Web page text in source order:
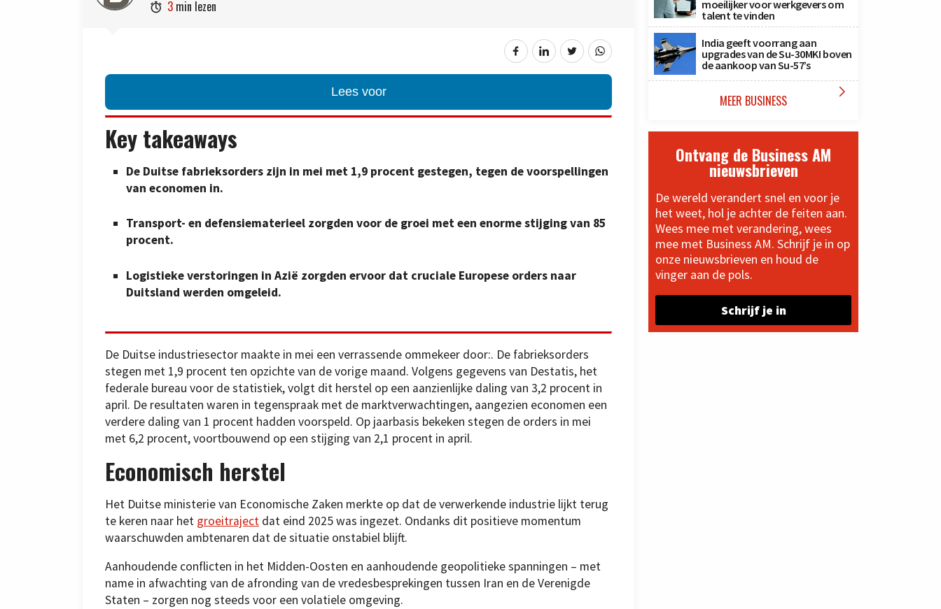
 3 min lezen
Lees voor
Key takeaways
De Duitse fabrieksorders zijn in mei met 1,9 procent gestegen, tegen de voorspellingen
van economen in.
Transport- en defensiematerieel zorgden voor de groei met een enorme stijging van 85
procent.
Logistieke verstoringen in Azië zorgden ervoor dat cruciale Europese orders naar
Duitsland werden omgeleid.
De Duitse industriesector maakte in mei een verrassende ommekeer door:. De fabrieksorders
stegen met 1,9 procent ten opzichte van de vorige maand. Volgens gegevens van Destatis, het
federale bureau voor de statistiek, volgt dit herstel op een aanzienlijke daling van 3,2 procent in
april. De resultaten waren in tegenspraak met de marktverwachtingen, aangezien economen een
verdere daling van 1 procent hadden voorspeld. Op jaarbasis bekeken stegen de orders in mei
met 6,2 procent, voortbouwend op een stijging van 2,1 procent in april.
Economisch herstel
Het Duitse ministerie van Economische Zaken merkte op dat de verwerkende industrie lijkt terug
te keren naar het groeitraject dat eind 2025 was ingezet. Ondanks dit positieve momentum
waarschuwden ambtenaren dat de situatie onstabiel blijft.
Aanhoudende conflicten in het Midden-Oosten en aanhoudende geopolitieke spanningen – met
name in afwachting van de afronding van de vredesbesprekingen tussen Iran en de Verenigde
Staten – zorgen nog steeds voor een volatiele omgeving.
moeilijker voor werkgevers om
talent te vinden
India geeft voorrang aan
upgrades van de Su-30MKI boven
de aankoop van Su-57’s
MEER BUSINESS 
Ontvang de Business AM
nieuwsbrieven
De wereld verandert snel en voor je
het weet, hol je achter de feiten aan.
Wees mee met verandering, wees
mee met Business AM. Schrijf je in op
onze nieuwsbrieven en houd de
vinger aan de pols.
Schrijf je in